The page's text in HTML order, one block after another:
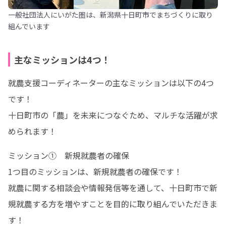
一般社団法人にいがた圏は、新潟県十日町市でまちづくりに取り
組んでいます
主なミッションは4つ！
就農支援コーディネーターの主なミッションは以下の4つ
です！
十日町市の「農」を未来につなぐため、マルチな活躍が求
められます！
ミッション①　新規就農者の確保
1つ目のミッションは、新規就農者の確保です！
就農に関する相談会や情報発信等を通して、十日町市で新
規就農する方を増やすことを目的に取り組んでいただきま
す！